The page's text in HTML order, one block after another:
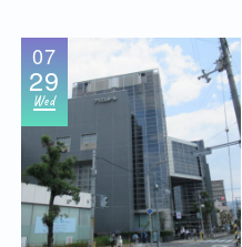
07
29
Wed